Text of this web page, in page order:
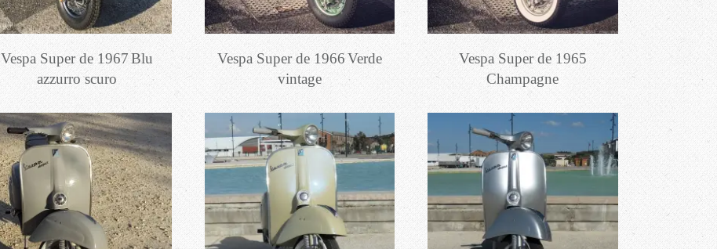
Vespa Super de 1967Blu
azzurro scuro
Vespa Super de 1966Verde
vintage
Vespa Super de 1965
Champagne